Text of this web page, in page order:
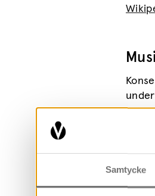
Samtycke